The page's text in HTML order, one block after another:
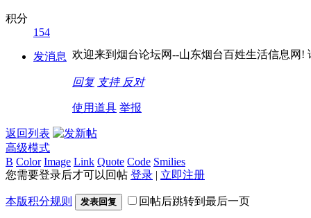
积分
154
发消息 欢迎来到烟台论坛网--山东烟台百姓生活信息网!
回复 支持 反对
使用道具 举报
返回列表
高级模式
B Color Image Link Quote Code Smilies
您需要登录后才可以回帖 登录 | 立即注册
本版积分规则 发表回复 回帖后跳转到最后一页